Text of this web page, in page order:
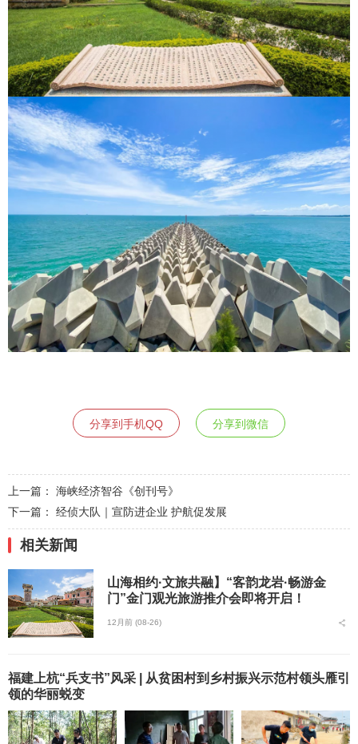
分享到手机QQ 分享到微信
上一篇： 海峡经济智谷《创刊号》
下一篇： 经侦大队｜宣防进企业 护航促发展
相关新闻
山海相约·文旅共融】“客韵龙岩·畅游金
门”金门观光旅游推介会即将开启！
12月前 (08-26)
福建上杭“兵支书”风采 | 从贫困村到乡村振兴示范村领头雁引
领的华丽蜕变